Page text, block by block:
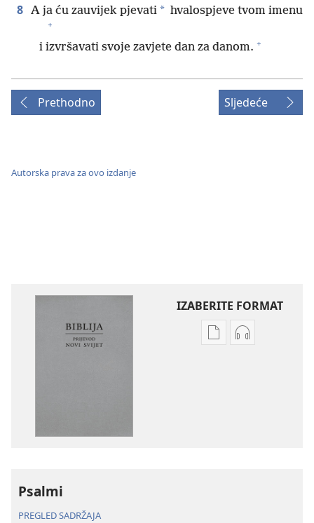
8 A ja ću zauvijek pjevati * hvalospjeve tvom imenu
+
i izvršavati svoje zavjete dan za danom. +
Prethodno Sljedeće
Autorska prava za ovo izdanje
IZABERITE FORMAT
PostavkePostavke
Psalmi
PREGLED SADRŽAJA